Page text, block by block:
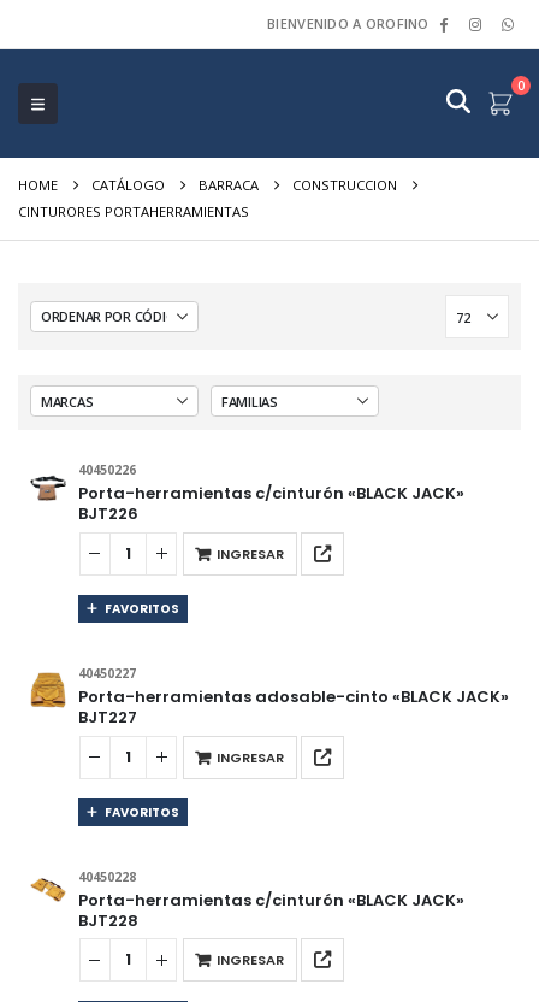
BIENVENIDO A OROFINO
0
HOME CATÁLOGO BARRACA
CONSTRUCCION
CINTURORES PORTAHERRAMIENTAS
40450226
Porta-herramientas c/cinturón «BLACK JACK»
BJT226
INGRESAR
FAVORITOS
40450227
Porta-herramientas adosable-cinto «BLACK JACK»
BJT227
INGRESAR
FAVORITOS
40450228
Porta-herramientas c/cinturón «BLACK JACK»
BJT228
INGRESAR